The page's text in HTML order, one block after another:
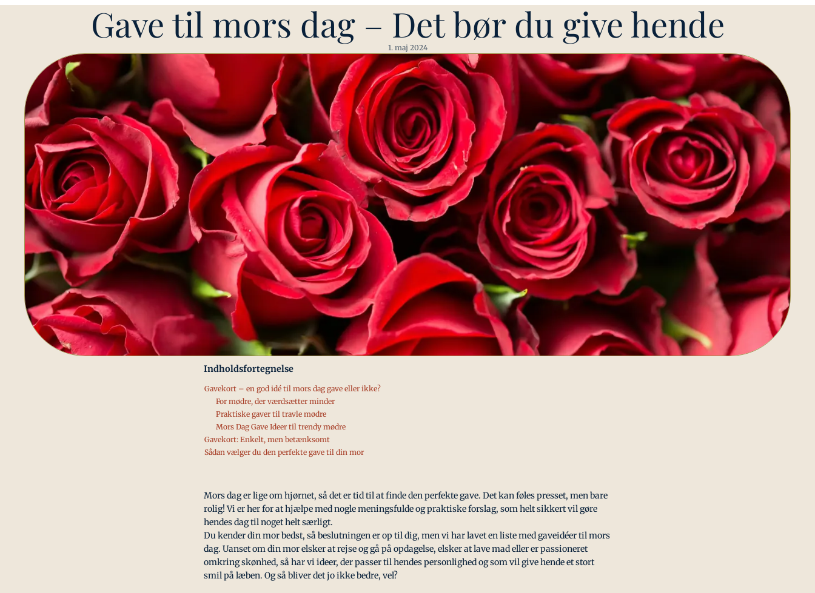
Gave til mors dag – Det bør du give hende
1. maj 2024
Indholdsfortegnelse
Gavekort – en god idé til mors dag gave eller ikke?
For mødre, der værdsætter minder
Praktiske gaver til travle mødre
Mors Dag Gave Ideer til trendy mødre
Gavekort: Enkelt, men betænksomt
Sådan vælger du den perfekte gave til din mor
Mors dag er lige om hjørnet, så det er tid til at finde den perfekte gave. Det kan føles presset, men bare
rolig! Vi er her for at hjælpe med nogle meningsfulde og praktiske forslag, som helt sikkert vil gøre
hendes dag til noget helt særligt.
Du kender din mor bedst, så beslutningen er op til dig, men vi har lavet en liste med gaveidéer til mors
dag. Uanset om din mor elsker at rejse og gå på opdagelse, elsker at lave mad eller er passioneret
omkring skønhed, så har vi ideer, der passer til hendes personlighed og som vil give hende et stort
smil på læben. Og så bliver det jo ikke bedre, vel?